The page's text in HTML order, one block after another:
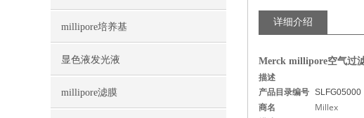
millipore培养基
显色液发光液
millipore滤膜
详细介绍
Merck millipore空气过
描述
产品目录编号 SLFG05000
商名
Millex